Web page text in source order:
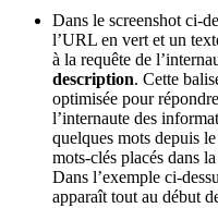
Dans le screenshot ci-
l’URL en vert et un
à la requête de
description. Cette
optimisée pour
l’internaute des
quelques mots depuis
mots-clés placés dans
Dans l’exemple ci-
apparaît tout au début